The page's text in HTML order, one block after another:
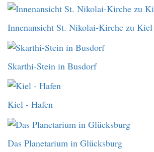
Innenansicht St. Nikolai-Kirche zu Kiel
Skarthi-Stein in Busdorf
Kiel - Hafen
Das Planetarium in Glücksburg